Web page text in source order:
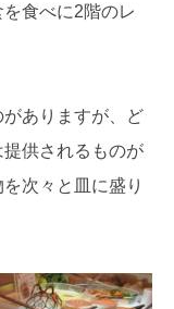
食べに2階のレ
ありますが、ど
供されるものが
次々と皿に盛り